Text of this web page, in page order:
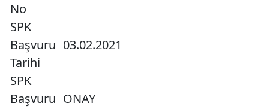
No
SPK
Başvuru
Tarihi
03.02.2021
SPK
Başvuru ONAY